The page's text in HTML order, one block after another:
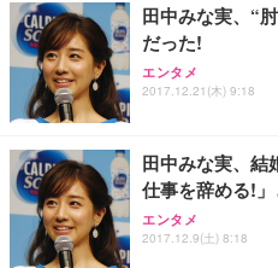
務用 おしゃれ パ
ANDWINT オフィ
ッシュ 通気性 ラ
ス圧無段階昇降
【MiniLED/
HOOTER Gaming
グモニター QD
アイリスオーヤマ
ュラー 200枚入【
田中みな実、“
だった!
エンタメ
2017.12.21(木) 9:18
田中みな実、結
仕事を辞める!」
エンタメ
2017.12.9(土) 8:18